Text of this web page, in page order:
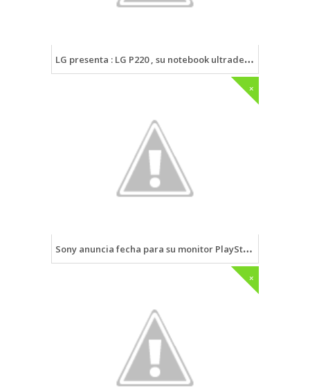
LG presenta : LG P220 , su notebook ultradelgado
+
Sony anuncia fecha para su monitor PlayStation 3D
+